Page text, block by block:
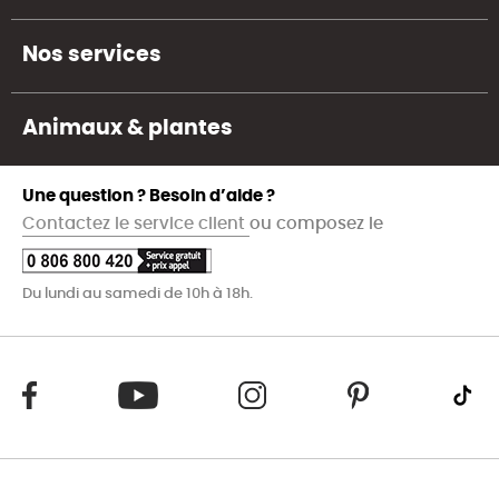
Nos services
Animaux & plantes
Une question ? Besoin d’aide ?
Contactez le service client ou composez le
Du lundi au samedi de 10h à 18h.